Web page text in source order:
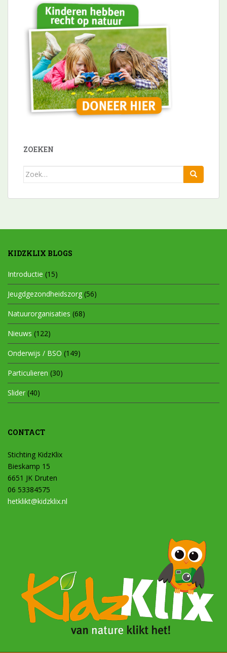
ZOEKEN
Zoek
KIDZKLIX BLOGS
Introductie (15)
Jeugdgezondheidszorg (56)
Natuurorganisaties (68)
Nieuws (122)
Onderwijs / BSO (149)
Particulieren (30)
Slider (40)
CONTACT
Stichting KidzKlix
Bieskamp 15
6651 JK Druten
06 53384575
hetklikt@kidzklix.nl